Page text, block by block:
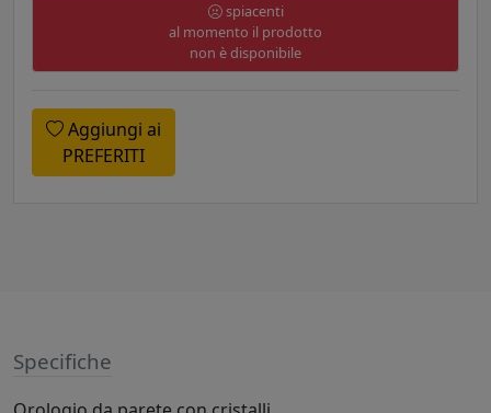
spiacenti
al momento il prodotto
non è disponibile
Aggiungi ai
PREFERITI
Specifiche